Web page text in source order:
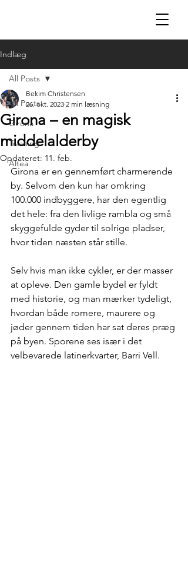
Indlæg
All Posts
Girona
Træning
Altea
All Posts
Girona – en magisk
middelalderby
Bekim Christensen
26. okt. 2023 2 min læsning
Opdateret: 11. feb.
Girona er en gennemført charmerende
by. Selvom den kun har omkring
100.000 indbyggere, har den egentlig
det hele: fra den livlige rambla og små
skyggefulde gyder til solrige pladser,
hvor tiden næsten står stille.
Selv hvis man ikke cykler, er der masser
at opleve. Den gamle bydel er fyldt
med historie, og man mærker tydeligt,
hvordan både romere, maurere og
jøder gennem tiden har sat deres præg
på byen. Sporene ses især i det
velbevarede latinerkvarter, Barri Vell.